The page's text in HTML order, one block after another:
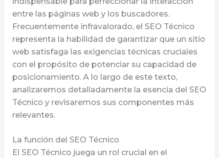
entre las páginas web y los buscadores.
Frecuentemente infravalorado, el SEO Técnico
representa la habilidad de garantizar que un sitio
web satisfaga las exigencias técnicas cruciales
con el propósito de potenciar su capacidad de
posicionamiento. A lo largo de este texto,
analizaremos detalladamente la esencia del SEO
Técnico y revisaremos sus componentes más
relevantes.
La función del SEO Técnico
El SEO Técnico juega un rol crucial en el